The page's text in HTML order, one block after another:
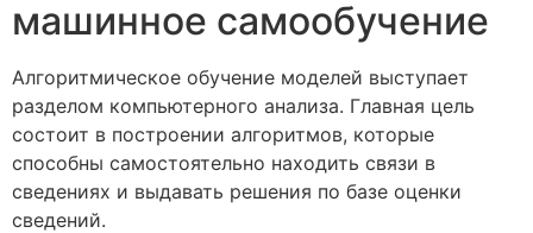
машинное самообучение
Алгоритмическое обучение моделей выступает
разделом компьютерного анализа. Главная цель
состоит в построении алгоритмов, которые
способны самостоятельно находить связи в
сведениях и выдавать решения по базе оценки
сведений.